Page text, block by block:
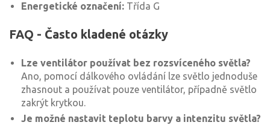
Energetické označení: Třída G
FAQ - Často kladené otázky
Lze ventilátor používat bez rozsvíceného světla?
Ano, pomocí dálkového ovládání lze světlo jednoduše
zhasnout a používat pouze ventilátor, případně světlo
zakrýt krytkou.
Je možné nastavit teplotu barvy a intenzitu světla?